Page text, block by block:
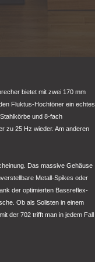
bietet mit zwei 170 mm
Fluktus-Hochtöner ein echtes
und 8-fach
zu 25 Hz wieder. Am anderen
Das massive Gehäuse
Metall-Spikes oder
der optimierten Bassreflex-
Ob als Solisten in einem
der 702 trifft man in jedem Fall